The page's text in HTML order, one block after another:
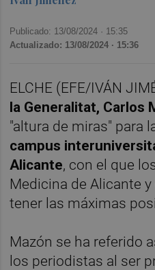
Publicado: 13/08/2024 · 15:35
Actualizado: 13/08/2024 · 15:36
ELCHE (EFE/IVÁN
la Generalitat, Carlos
"altura de miras" para
campus
Alicante, con el que
Medicina de Alicante
tener las máximas
Mazón se ha referido
los periodistas al ser